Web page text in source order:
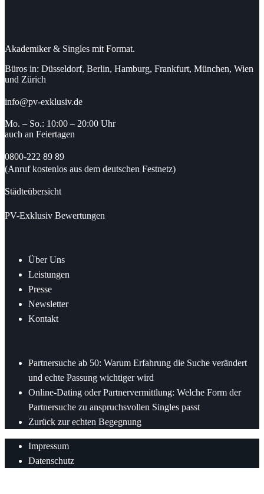
Akademiker & Singles mit Format.
Büros in: Düsseldorf, Berlin, Hamburg, Frankfurt, München, Wien
und Zürich
info@pv-exklusiv.de
Mo. – So.: 10:00 – 20:00 Uhr
auch an Feiertagen
0800-222 89 89
(Anruf kostenlos aus dem deutschen Festnetz)
Städteübersicht
PV-Exklusiv Bewertungen
Über Uns
Leistungen
Presse
Newsletter
Kontakt
Partnersuche ab 50: Warum Erfahrung die Suche verändert
und echte Passung wichtiger wird
Online-Dating oder Partnervermittlung: Welche Form der
Partnersuche zu anspruchsvollen Singles passt
Zurück zur echten Begegnung
Impressum
Datenschutz